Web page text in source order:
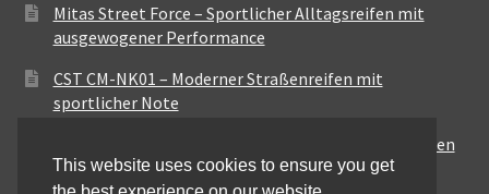
Mitas Street Force – Sportlicher Alltagsreifen mit
ausgewogener Performance
CST CM-NK01 – Moderner Straßenreifen mit
sportlicher Note
Maxxis MA-ST3 – Ausgewogener Sport-Touring-Reifen
für vielseitige Einsätze
This website uses cookies to ensure you get